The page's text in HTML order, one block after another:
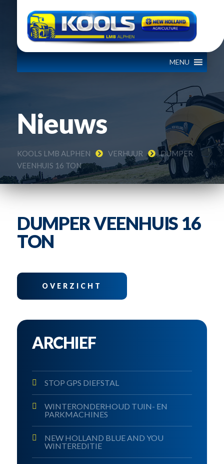
MENU
Nieuws
KOOLS LMB ALPHEN VERHUUR
DUMPER
VEENHUIS 16 TON
DUMPER VEENHUIS 16
TON
OVERZICHT
ARCHIEF
STOP GPS DIEFSTAL
WINTERONDERHOUD TUIN- EN
PARKMACHINES
NEW HOLLAND BLUE AND YOU
WINTEREDITIE